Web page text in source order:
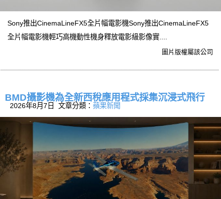
Sony推出CinemaLineFX5全片幅電影機Sony推出CinemaLineFX5
全片幅電影機輕巧高機動性機身釋放電影級影像實....
圖片版權屬該公司
BMD攝影機為全新西稅應用程式採集沉浸式飛行
2026年8月7日 文章分類： 蘋果新聞